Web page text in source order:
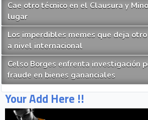
Cae otro técnico en el Clausura y
lugar
Los imperdibles memes que deja
a nivel internacional
Celso Borges enfrenta investigación
fraude en bienes gananciales
Your Add Here !!